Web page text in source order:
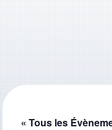
« Tous les